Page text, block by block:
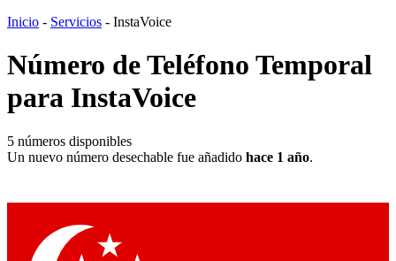
Inicio - Servicios - InstaVoice
Número de Teléfono Temporal
para InstaVoice
5 números disponibles
Un nuevo número desechable fue añadido hace 1 año.